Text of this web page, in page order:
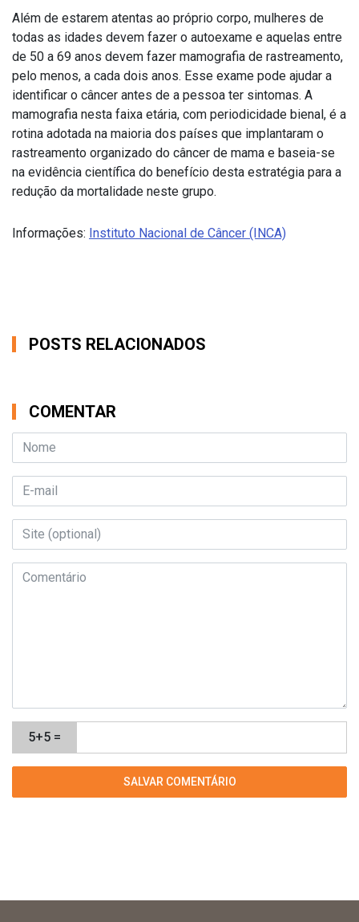
Além de estarem atentas ao próprio corpo, mulheres de
todas as idades devem fazer o autoexame e aquelas entre
de 50 a 69 anos devem fazer mamografia de rastreamento,
pelo menos, a cada dois anos. Esse exame pode ajudar a
identificar o câncer antes de a pessoa ter sintomas. A
mamografia nesta faixa etária, com periodicidade bienal, é a
rotina adotada na maioria dos países que implantaram o
rastreamento organizado do câncer de mama e baseia-se
na evidência científica do benefício desta estratégia para a
redução da mortalidade neste grupo.
Informações: Instituto Nacional de Câncer (INCA)
POSTS RELACIONADOS
COMENTAR
5+5 =